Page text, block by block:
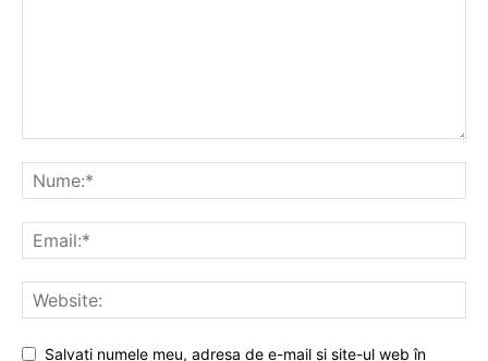
Salvați numele meu, adresa de e-mail și site-ul web în